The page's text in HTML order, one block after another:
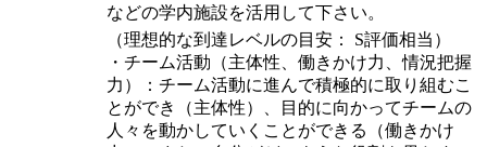
などの学内施設を活用して下さい。
（理想的な到達レベルの目安： S評価相当）
・チーム活動（主体性、働きかけ力、情況把握
力）：チーム活動に進んで積極的に取り組むこ
とができ（主体性）、目的に向かってチームの
人々を動かしていくことができる（働きかけ